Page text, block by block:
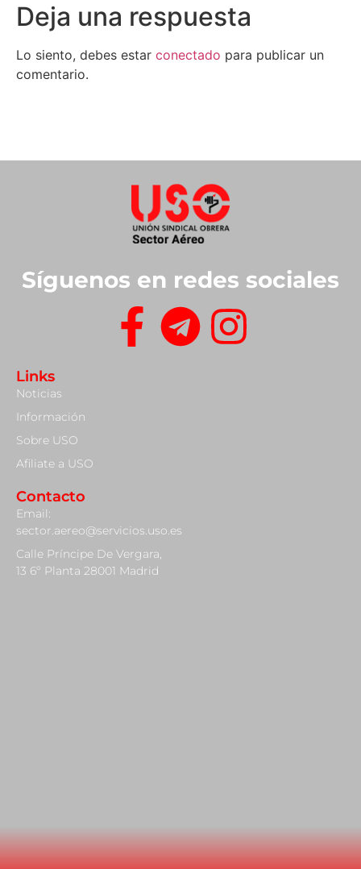
Deja una respuesta
Lo siento, debes estar conectado para publicar un
comentario.
Síguenos en redes sociales
Links
Noticias
Información
Sobre USO
Afiliate a USO
Contacto
Email:
sector.aereo@servicios.uso.es
Calle Príncipe De Vergara,
13 6º Planta 28001 Madrid